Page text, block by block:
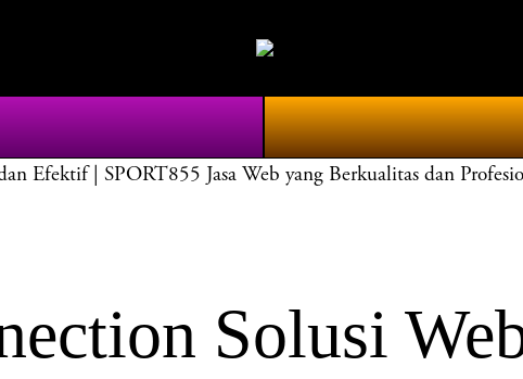
Efektif | SPORT855 Jasa Web yang Berkualitas dan
Solusi